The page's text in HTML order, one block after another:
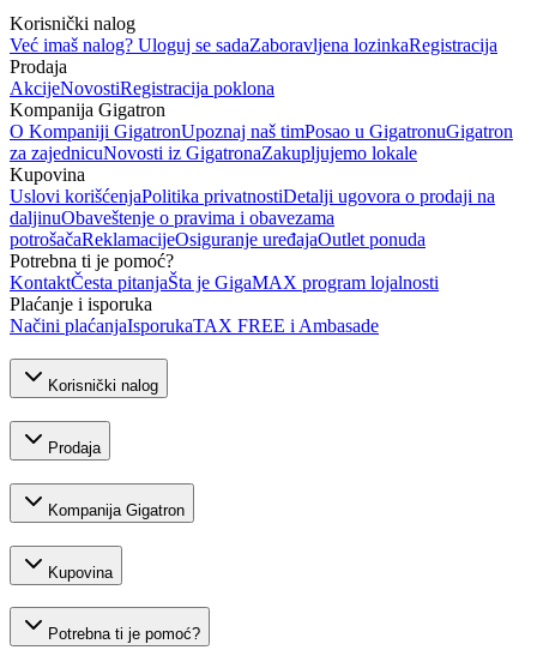
Korisnički nalog
Već imaš nalog? Uloguj se sadaZaboravljena lozinkaRegistracija
Prodaja
AkcijeNovostiRegistracija poklona
Kompanija Gigatron
O Kompaniji GigatronUpoznaj naš timPosao u GigatronuGigatron
za zajednicuNovosti iz GigatronaZakupljujemo lokale
Kupovina
Uslovi korišćenjaPolitika privatnostiDetalji ugovora o prodaji na
daljinuObaveštenje o pravima i obavezama
potrošačaReklamacijeOsiguranje uređajaOutlet ponuda
Potrebna ti je pomoć?
KontaktČesta pitanjaŠta je GigaMAX program lojalnosti
Plaćanje i isporuka
Načini plaćanjaIsporukaTAX FREE i Ambasade
Korisnički nalog
Prodaja
Kompanija Gigatron
Kupovina
Potrebna ti je pomoć?